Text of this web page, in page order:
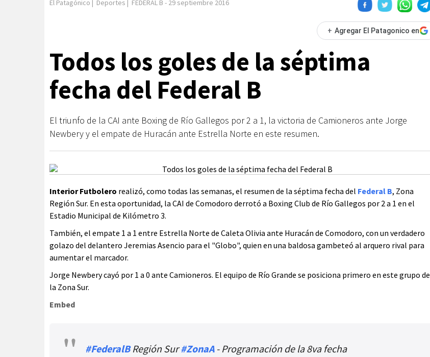
El Patagónico | Deportes | FEDERAL B - 29 septiembre 2016
+ Agregar El Patagonico en
Todos los goles de la séptima
fecha del Federal B
El triunfo de la CAI ante Boxing de Río Gallegos por 2 a 1, la victoria de Camioneros ante Jorge
Newbery y el empate de Huracán ante Estrella Norte en este resumen.
Interior Futbolero realizó, como todas las semanas, el resumen de la séptima fecha del Federal B, Zona
Región Sur. En esta oportunidad, la CAI de Comodoro derrotó a Boxing Club de Río Gallegos por 2 a 1 en el
Estadio Municipal de Kilómetro 3.
También, el empate 1 a 1 entre Estrella Norte de Caleta Olivia ante Huracán de Comodoro, con un verdadero
golazo del delantero Jeremias Asencio para el "Globo", quien en una baldosa gambeteó al arquero rival para
aumentar el marcador.
Jorge Newbery cayó por 1 a 0 ante Camioneros. El equipo de Río Grande se posiciona primero en este grupo de
la Zona Sur.
Embed
#FederalBRegión Sur#ZonaA- Programación de la 8va fecha